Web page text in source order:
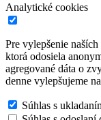
Analytické cookies
Pre vylepšenie
ktorá odosiela
agregované dáta o
denne vylepšujeme
Súhlas s